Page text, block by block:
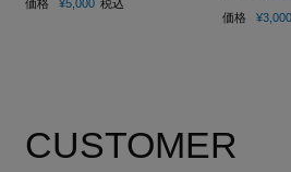
価格 ¥5,000 税込
価格 ¥3,000
CUSTOMER